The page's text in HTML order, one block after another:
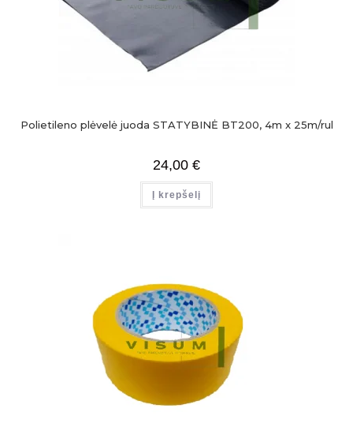
Polietileno plėvelė juoda STATYBINĖ BT200, 4m x 25m/rul
24,00 €
Į krepšelį